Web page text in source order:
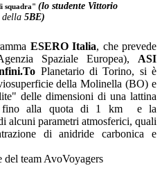
squadra" (lo studente Vittorio
della 5BE)
ESERO Italia, che prevede
Spaziale Europea), ASI
Planetario di Torino, si è
della Molinella (BO) e
delle dimensioni di una lattina
alla quota di 1 km e la
alcuni parametri atmosferici, quali
di anidride carbonica e
team AvoVoyagers